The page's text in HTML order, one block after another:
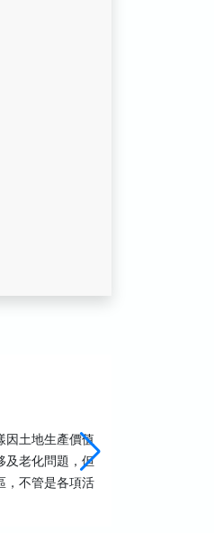
因土地生產價值
及老化問題，但
，不管是各項活